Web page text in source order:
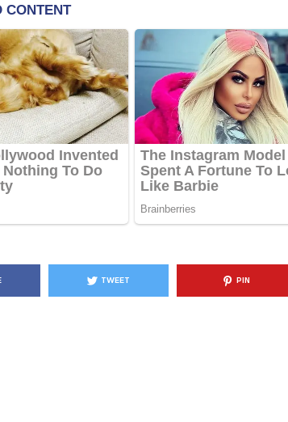
TWEET PIN
KËSHILLA & IDE
Pse Nuk Duhet të Përdorni
Letrën e Aluminit për Ruajtjen
e Ushqimeve
AGROWEB 7 QERSHOR, 2025